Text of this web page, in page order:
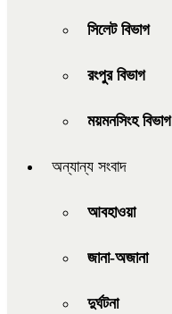
সিলেট বিভাগ
রংপুর বিভাগ
ময়মনসিংহ বিভাগ
অন্যান্য সংবাদ
আবহাওয়া
জানা-অজানা
দুর্ঘটনা